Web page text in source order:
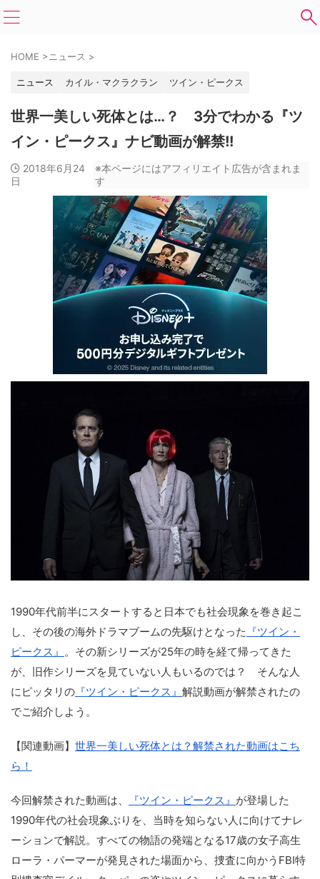
HOME >ニュース >
ニュース カイル・マクラクラン ツイン・ピークス
世界一美しい死体とは…？ 3分でわかる『ツ
イン・ピークス』ナビ動画が解禁!!
2018年6月24
日
※本ページにはアフィリエイト広告が含まれま
す
1990年代前半にスタートすると日本でも社会現象を巻き起こ
し、その後の海外ドラマブームの先駆けとなった 『ツイン・
ピークス』 。その新シリーズが25年の時を経て帰ってきた
が、旧作シリーズを見ていない人もいるのでは？ そんな人
にピッタリの 『ツイン・ピークス』 解説動画が解禁されたの
でご紹介しよう。
【関連動画】 世界一美しい死体とは？解禁された動画はこち
ら！
今回解禁された動画は、 『ツイン・ピークス』 が登場した
1990年代の社会現象ぶりを、当時を知らない人に向けてナレ
ーションで解説。すべての物語の発端となる17歳の女子高生
ローラ・パーマーが発見された場面から、捜査に向かうFBI特